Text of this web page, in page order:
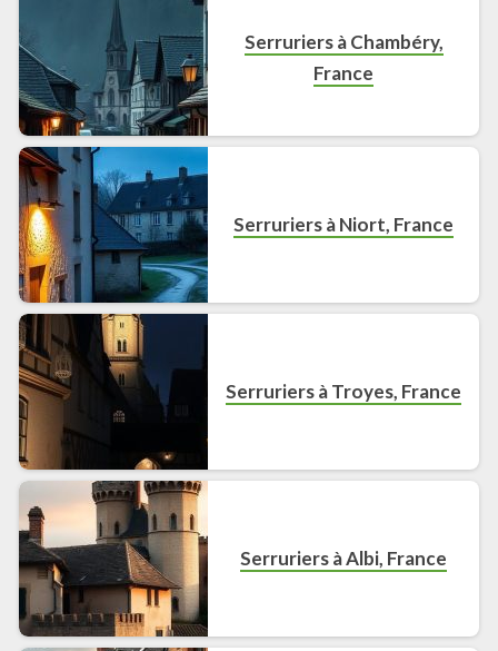
Serruriers à Chambéry,
France
Serruriers à Niort, France
Serruriers à Troyes, France
Serruriers à Albi, France